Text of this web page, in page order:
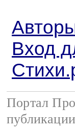
Вход
Портал